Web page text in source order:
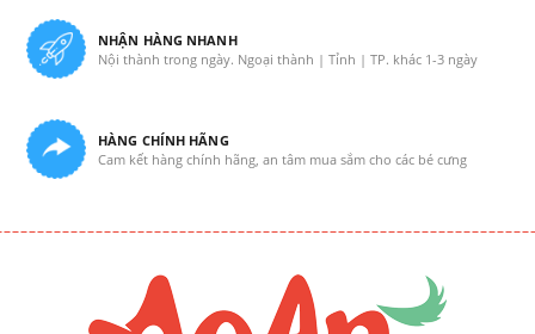
NHẬN HÀNG NHANH
Nội thành trong ngày. Ngoại thành | Tỉnh | TP. khác 1-3 ngày
HÀNG CHÍNH HÃNG
Cam kết hàng chính hãng, an tâm mua sắm cho các bé cưng